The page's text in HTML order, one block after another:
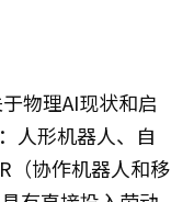
物理AI现状和启
人形机器人、自
（协作机器人和移